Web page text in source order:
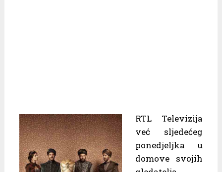
RTL Televizija
već sljedećeg
ponedjeljka u
domove svojih